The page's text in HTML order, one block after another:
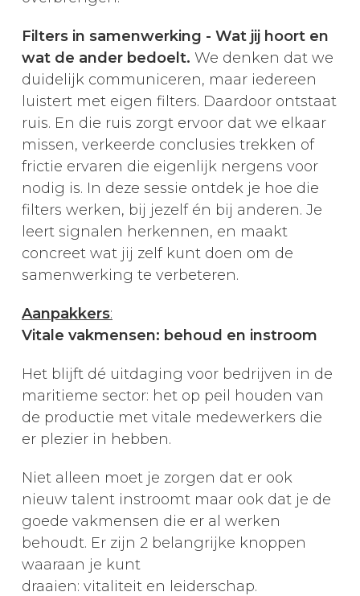
Filters in samenwerking - Wat jij hoort en
wat de ander bedoelt. We denken dat we
duidelijk communiceren, maar iedereen
luistert met eigen filters. Daardoor ontstaat
ruis. En die ruis zorgt ervoor dat we elkaar
missen, verkeerde conclusies trekken of
frictie ervaren die eigenlijk nergens voor
nodig is. In deze sessie ontdek je hoe die
filters werken, bij jezelf én bij anderen. Je
leert signalen herkennen, en maakt
concreet wat jij zelf kunt doen om de
samenwerking te verbeteren.
Aanpakkers:
Vitale vakmensen: behoud en instroom
Het blijft dé uitdaging voor bedrijven in de
maritieme sector: het op peil houden van
de productie met vitale medewerkers die
er plezier in hebben.
Niet alleen moet je zorgen dat er ook
nieuw talent instroomt maar ook dat je de
goede vakmensen die er al werken
behoudt. Er zijn 2 belangrijke knoppen
waaraan je kunt
draaien: vitaliteit en leiderschap.